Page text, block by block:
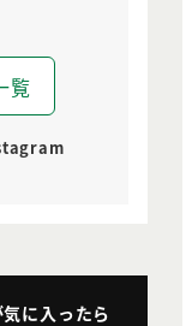
覧
に入ったら